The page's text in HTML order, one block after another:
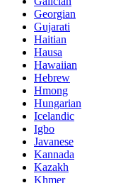
Georgian
Gujarati
Haitian
Hausa
Hawaiian
Hebrew
Hmong
Hungarian
Icelandic
Igbo
Javanese
Kannada
Kazakh
Khmer